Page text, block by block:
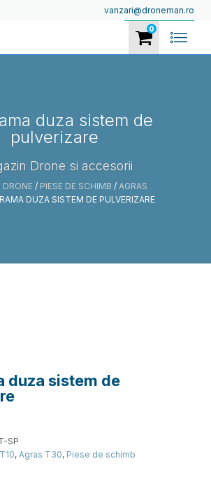
vanzari@droneman.ro
0
duza sistem de
pulverizare
Drone si accesorii
DRONE / PIESE DE SCHIMB / AGRAS
DUZA SISTEM DE PULVERIZARE
duza sistem de
SP
, Agras T30, Piese de schimb